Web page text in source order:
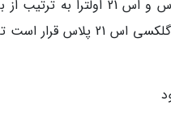
ساعتی بهره می برند. این یعنی